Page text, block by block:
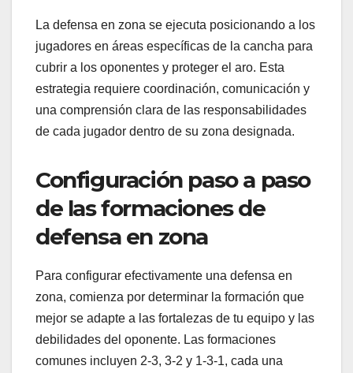
La defensa en zona se ejecuta posicionando a los
jugadores en áreas específicas de la cancha para
cubrir a los oponentes y proteger el aro. Esta
estrategia requiere coordinación, comunicación y
una comprensión clara de las responsabilidades
de cada jugador dentro de su zona designada.
Configuración paso a paso
de las formaciones de
defensa en zona
Para configurar efectivamente una defensa en
zona, comienza por determinar la formación que
mejor se adapte a las fortalezas de tu equipo y las
debilidades del oponente. Las formaciones
comunes incluyen 2-3, 3-2 y 1-3-1, cada una